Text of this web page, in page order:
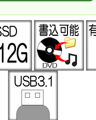
光回線などの高速通信でインターネ
導入済み。届いて設置すればすぐに使
に換装済みですのでOSやアプリケー
とVGAポートを装備、2画面出力も
ので高速デバイスの接続も可能です。
所を取らず少しのスペースにも設置で